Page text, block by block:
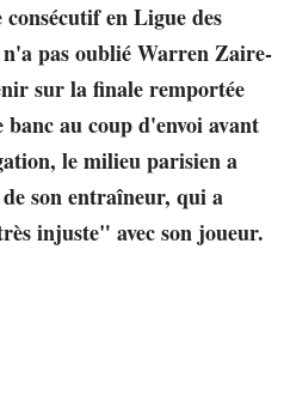
en Ligue des
pas oublié Warren Zaire-
sur la finale remportée
au coup d'envoi avant
le milieu parisien a
son entraîneur, qui a
injuste" avec son joueur.